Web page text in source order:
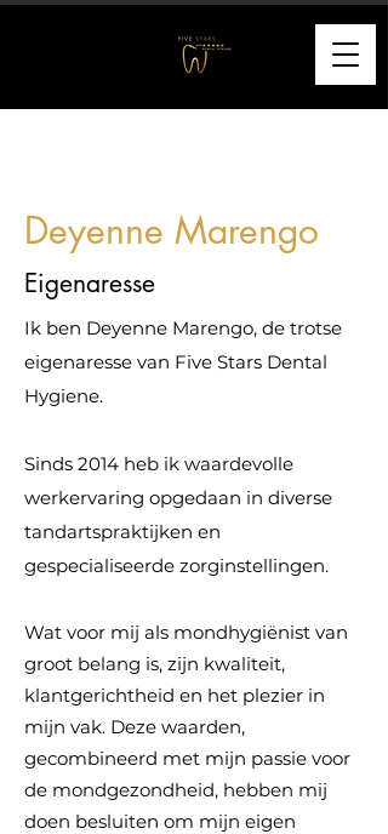
Deyenne Marengo
Eigenaresse
Ik ben Deyenne Marengo, de trotse
eigenaresse van Five Stars Dental
Hygiene.
Sinds 2014 heb ik waardevolle
werkervaring opgedaan in diverse
tandartspraktijken en
gespecialiseerde zorginstellingen.
Wat voor mij als mondhygiënist van
groot belang is, zijn kwaliteit,
klantgerichtheid en het plezier in
mijn vak. Deze waarden,
gecombineerd met mijn passie voor
de mondgezondheid, hebben mij
doen besluiten om mijn eigen